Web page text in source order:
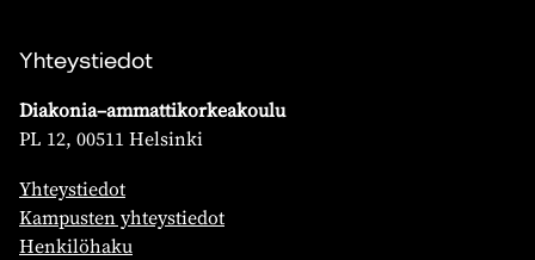
Yhteystiedot
Diakonia–ammattikorkeakoulu
PL 12, 00511 Helsinki
Yhteystiedot
Kampusten yhteystiedot
Henkilöhaku